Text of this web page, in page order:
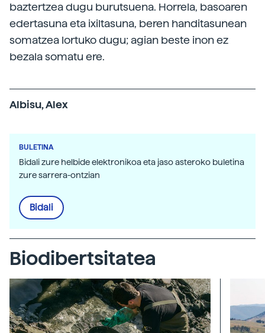
baztertzea dugu burutsuena. Horrela, basoaren
edertasuna eta ixiltasuna, beren handitasunean
somatzea lortuko dugu; agian beste inon ez
bezala somatu ere.
Albisu, Alex
BULETINA
Bidali zure helbide elektronikoa eta jaso asteroko buletina
zure sarrera-ontzian
Bidali
Biodibertsitatea